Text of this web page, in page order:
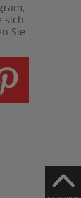
sich
Sie